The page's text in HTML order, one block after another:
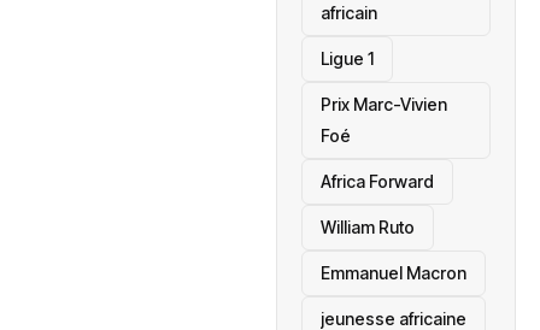
africain
Ligue 1
Prix Marc-Vivien
Foé
‎Africa Forward
William Ruto
Emmanuel Macron
jeunesse africaine